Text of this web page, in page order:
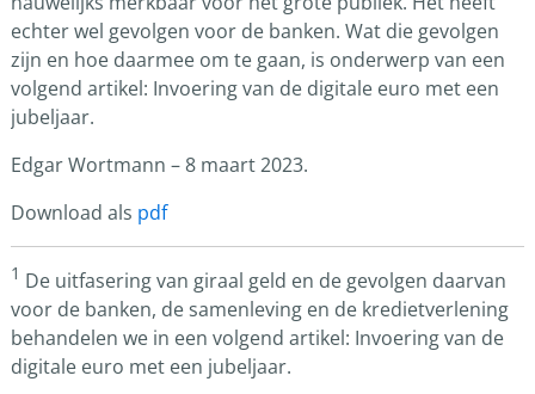
echter wel gevolgen voor de banken. Wat die gevolgen
zijn en hoe daarmee om te gaan, is onderwerp van een
volgend artikel: Invoering van de digitale euro met een
jubeljaar.
Edgar Wortmann – 8 maart 2023.
Download als pdf
1 De uitfasering van giraal geld en de gevolgen daarvan
voor de banken, de samenleving en de kredietverlening
behandelen we in een volgend artikel: Invoering van de
digitale euro met een jubeljaar.